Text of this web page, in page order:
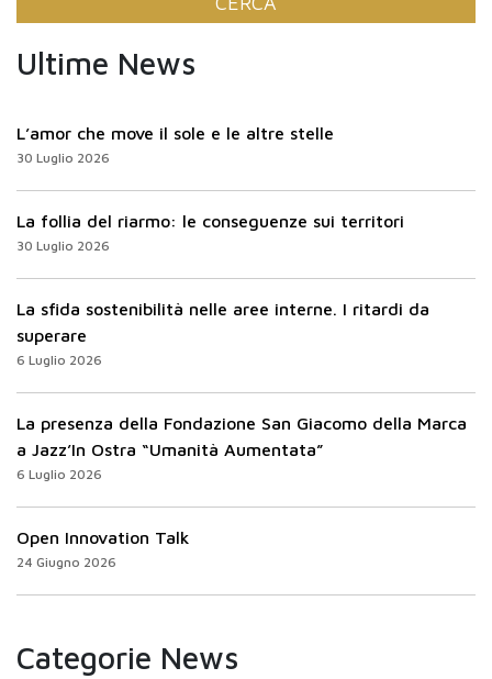
Ultime News
L’amor che move il sole e le altre stelle
30 Luglio 2026
La follia del riarmo: le conseguenze sui territori
30 Luglio 2026
La sfida sostenibilità nelle aree interne. I ritardi da
superare
6 Luglio 2026
La presenza della Fondazione San Giacomo della Marca
a Jazz’In Ostra “Umanità Aumentata”
6 Luglio 2026
Open Innovation Talk
24 Giugno 2026
Categorie News